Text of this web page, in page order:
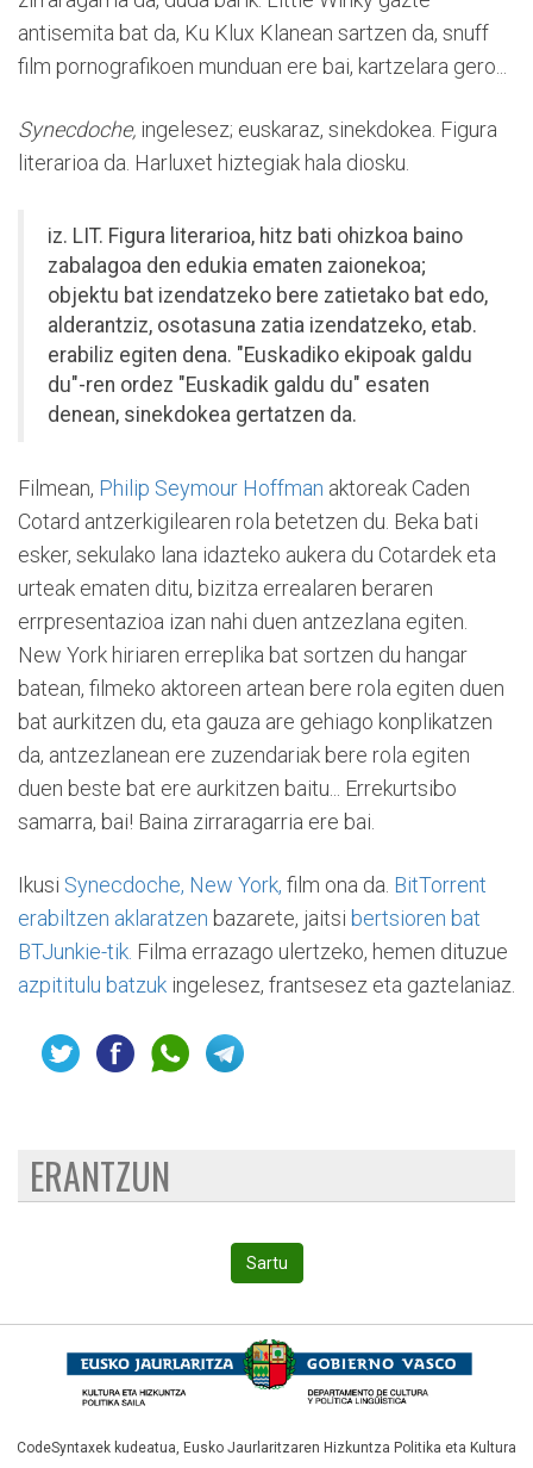
antisemita bat da, Ku Klux Klanean sartzen da, snuff
film pornografikoen munduan ere bai, kartzelara gero...
Synecdoche, ingelesez; euskaraz, sinekdokea. Figura
literarioa da. Harluxet hiztegiak hala diosku.
iz. LIT. Figura literarioa, hitz bati ohizkoa baino
zabalagoa den edukia ematen zaionekoa;
objektu bat izendatzeko bere zatietako bat edo,
alderantziz, osotasuna zatia izendatzeko, etab.
erabiliz egiten dena. "Euskadiko ekipoak galdu
du"-ren ordez "Euskadik galdu du" esaten
denean, sinekdokea gertatzen da.
Filmean, Philip Seymour Hoffman aktoreak Caden
Cotard antzerkigilearen rola betetzen du. Beka bati
esker, sekulako lana idazteko aukera du Cotardek eta
urteak ematen ditu, bizitza errealaren beraren
errpresentazioa izan nahi duen antzezlana egiten.
New York hiriaren erreplika bat sortzen du hangar
batean, filmeko aktoreen artean bere rola egiten duen
bat aurkitzen du, eta gauza are gehiago konplikatzen
da, antzezlanean ere zuzendariak bere rola egiten
duen beste bat ere aurkitzen baitu... Errekurtsibo
samarra, bai! Baina zirraragarria ere bai.
Ikusi Synecdoche, New York, film ona da. BitTorrent
erabiltzen aklaratzen bazarete, jaitsi bertsioren bat
BTJunkie-tik. Filma errazago ulertzeko, hemen dituzue
azpititulu batzuk ingelesez, frantsesez eta gaztelaniaz.
ERANTZUN
Sartu
CodeSyntaxek kudeatua, Eusko Jaurlaritzaren Hizkuntza Politika eta Kultura